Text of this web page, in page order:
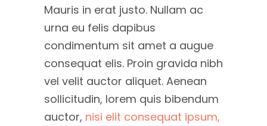
Mauris in erat justo. Nullam ac
urna eu felis dapibus
condimentum sit amet a augue
consequat elis. Proin gravida nibh
vel velit auctor aliquet. Aenean
sollicitudin, lorem quis bibendum
auctor, nisi elit consequat ipsum,